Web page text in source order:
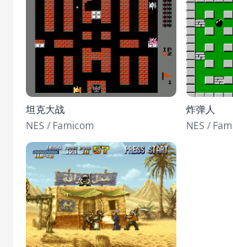
坦克大战
NES / Famicom
炸弹人
NES /